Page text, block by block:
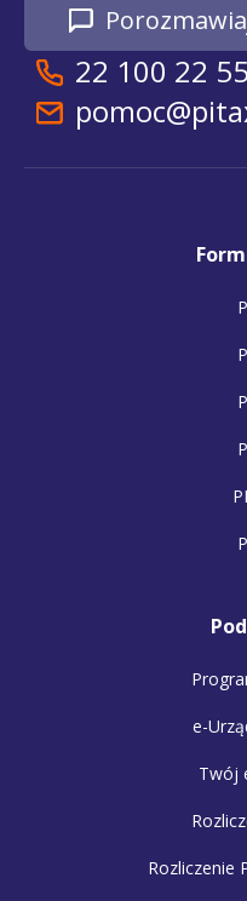
22 100 22 55
e-
Twój
Rozliczenie